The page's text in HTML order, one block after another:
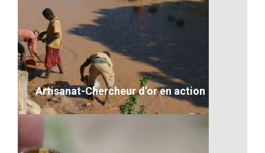
L’élevage
desc
VOIR LE DÉTAIL
Artisanat-Chercheur d’or en action